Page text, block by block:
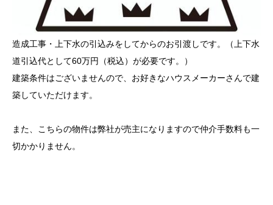
造成工事・上下水の引込みをしてからのお引渡しです。（上下水
道引込代として60万円（税込）が必要です。）
建築条件はございませんので、お好きなハウスメーカーさんで建
築していただけます。
また、こちらの物件は弊社が売主になりますので仲介手数料も一
切かかりません。